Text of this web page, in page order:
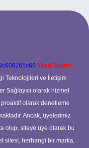
Yasal Uyarı:
Teknolojileri ve İletişim
Sağlayıcı olarak hizmet
olarak denetleme
Ancak, üyelerimiz
olup, siteye üye olarak bu
sitesi, herhangi bir marka,